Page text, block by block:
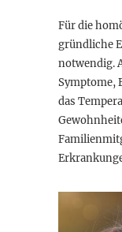
Für die
gründliche
notwendig.
Symptome,
das